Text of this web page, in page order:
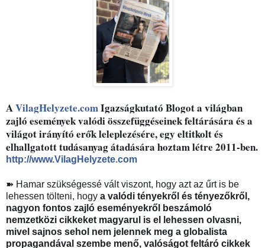
A VilagHelyzete.com Igazságkutató Blogot a világban
zajló események valódi összefüggéseinek feltárására és a
világot irányító erők leleplezésére, egy eltitkolt és
elhallgatott tudásanyag átadására hoztam létre 2011-ben.
http://www.VilagHelyzete.com
➽ Hamar szükségessé vált viszont, hogy azt az űrt is be
lehessen tölteni, hogy a valódi tényekről és tényezőkről,
nagyon fontos zajló eseményekről beszámoló
nemzetközi cikkeket magyarul is el lehessen olvasni,
mivel sajnos sehol nem jelennek meg a globalista
propagandával szembe menő, valóságot feltáró cikkek